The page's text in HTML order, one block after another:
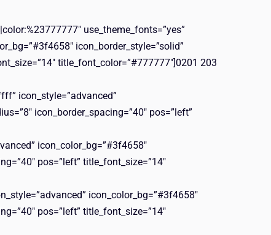
use_theme_fonts=”yes”
icon_border_style=”solid”
title_font_color=”#777777″]0201 203
icon_style=”advanced”
icon_border_spacing=”40″ pos=”left”
icon_color_bg=”#3f4658″
pos=”left” title_font_size=”14″
icon_color_bg=”#3f4658″
pos=”left” title_font_size=”14″